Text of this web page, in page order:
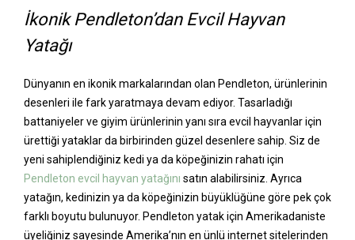
İkonik Pendleton’dan Evcil Hayvan
Yatağı
Dünyanın en ikonik markalarından olan Pendleton, ürünlerinin
desenleri ile fark yaratmaya devam ediyor. Tasarladığı
battaniyeler ve giyim ürünlerinin yanı sıra evcil hayvanlar için
ürettiği yataklar da birbirinden güzel desenlere sahip. Siz de
yeni sahiplendiğiniz kedi ya da köpeğinizin rahatı için
Pendleton evcil hayvan yatağını satın alabilirsiniz. Ayrıca
yatağın, kedinizin ya da köpeğinizin büyüklüğüne göre pek çok
farklı boyutu bulunuyor. Pendleton yatak için Amerikadaniste
üyeliğiniz sayesinde Amerika’nın en ünlü internet sitelerinden